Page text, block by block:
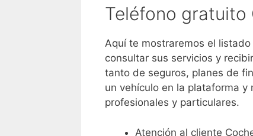
Teléfono gratuito
Aquí te mostraremos el listado
consultar sus servicios y
tanto de seguros, planes de
un vehículo en la plataforma y
profesionales y particulares.
Atención al cliente